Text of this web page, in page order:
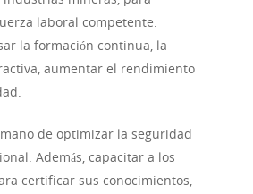
laboral competente.
la formación continua, la
aumentar el rendimiento
de optimizar la seguridad
Además, capacitar a los
certificar sus conocimientos,